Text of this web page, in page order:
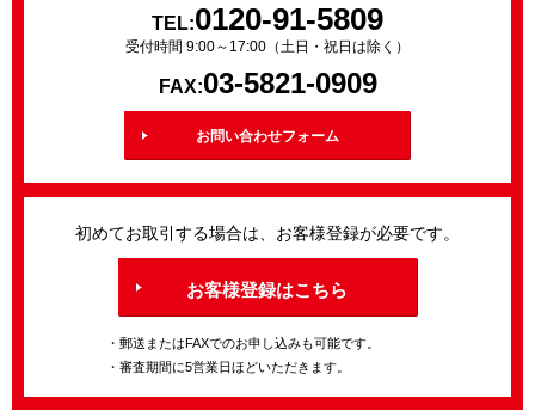
TEL:0120-91-5809
受付時間 9:00～17:00（土日・祝日は除く）
FAX:03-5821-0909
お問い合わせフォーム
初めてお取引する場合は、お客様登録が必要です。
お客様登録はこちら
・郵送またはFAXでのお申し込みも可能です。
・審査期間に5営業日ほどいただきます。